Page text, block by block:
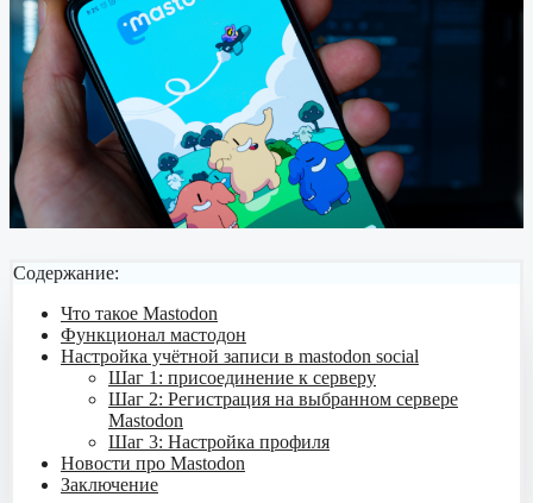
Содержание:
Что такое Mastodon
Функционал мастодон
Настройка учётной записи в mastodon social
Шаг 1: присоединение к серверу
Шаг 2: Регистрация на выбранном сервере
Mastodon
Шаг 3: Настройка профиля
Новости про Mastodon
Заключение